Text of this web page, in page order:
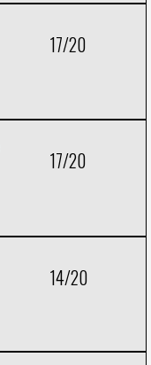
17/20
17/20
14/20